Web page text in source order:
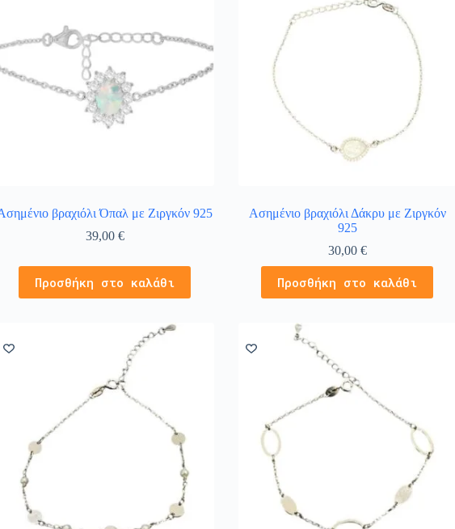
βραχιόλι Όπαλ με Ζιργκόν 925
39,00 €
Προσθήκη στο καλάθι
Ασημένιο βραχιόλι Δάκρυ με Ζιργκόν
925
30,00 €
Προσθήκη στο καλάθι